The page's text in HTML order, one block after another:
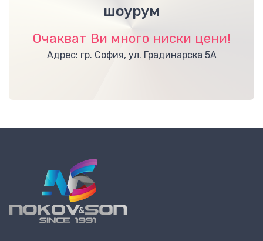
шоурум
Очакват Ви много ниски цени!
Адрес: гр. София, ул. Градинарска 5А